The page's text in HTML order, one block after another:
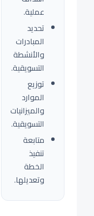
عملية.
تحديد
المبادرات
والأنشطة
التسويقية.
توزيع
الموارد
والميزانيات
التسويقية.
متابعة
تنفيذ
الخطة
وتعديلها.